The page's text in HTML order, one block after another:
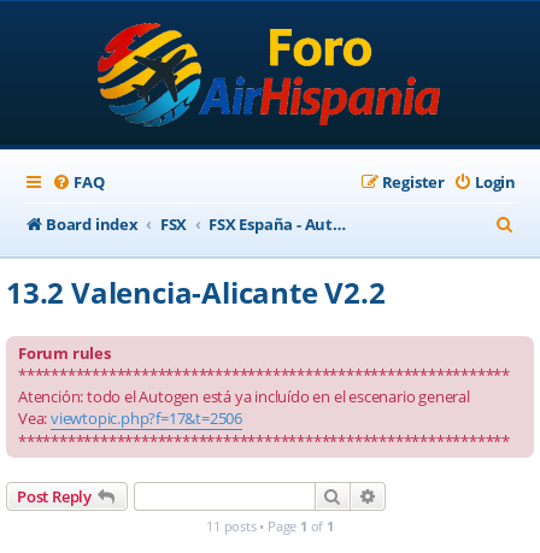
FAQ Login
Register
Board index
FSX FSX España - Autogen para escenarios ortofotográficos
e
13.2 Valencia-Alicante V2.2
Forum rules
************************************************************
Atención: todo el Autogen está ya incluído en el escenario general
Vea:viewtopic.php?f=17&t=2506
************************************************************
Post Reply Search
11 posts • Page 1 of 1